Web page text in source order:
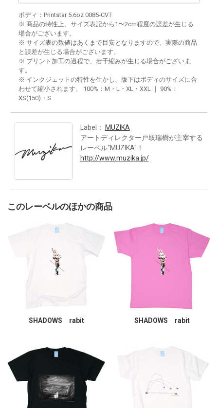
ボディ：Printstar 5.6oz 0085-CVT
※ 商品の特性上、サイズ表記から1〜2cm程度の誤差が生じる
場合がございます。
※ サイズ表の数値はあくまで目安となりますので、実際の商品
と誤差が生じる場合がございます。
※ プリント加工の過程で、若干縮みが生じる場合がございま
す。
※ インクジェットの特性を生かし、版下はボディのサイズに合
わせて縮小されます。 100%：M・L・XL・XXL ｜ 90%：
XS(150)・S
Label：
MUZIKA
アートディレクター戸取瑞樹が主宰する
レーベル"MUZIKA"！
http://www.muzika.jp/
このレーベルのほかの商品
SHADOWS rabit SHADOWS rabit